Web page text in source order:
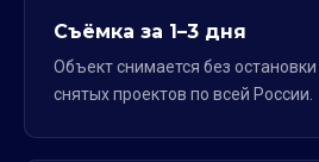
Съёмка за 1–3 дня
Объект снимается без
снятых проектов по всей России.